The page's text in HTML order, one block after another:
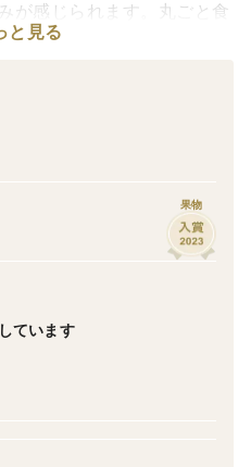
が感じられます。丸ごと食
るのでとてもジューシーで
んごのツルのもとやおしり
食べることができます。
須坂市で栽培しておりま
と見る
果物
ています